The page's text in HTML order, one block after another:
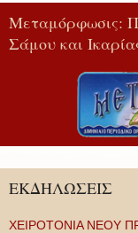
Μεταμόρφωσις:
Σάμου και
ΕΚΔΗΛΩΣΕΙΣ
ΧΕΙΡΟΤΟΝΙΑ ΝΕΟΥ